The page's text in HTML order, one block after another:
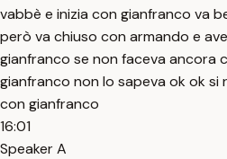
vabbè e inizia con gianfranco va
però va chiuso con armando e
gianfranco se non faceva ancora
gianfranco non lo sapeva ok ok si
con gianfranco
16:01
Speaker A